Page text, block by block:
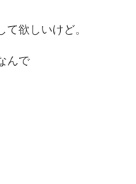
欲しいけど。
んで